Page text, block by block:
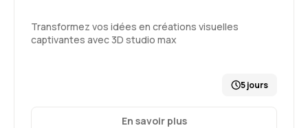
Transformez vos idées en créations visuelles
captivantes avec 3D studio max
5 jours
En savoir plus